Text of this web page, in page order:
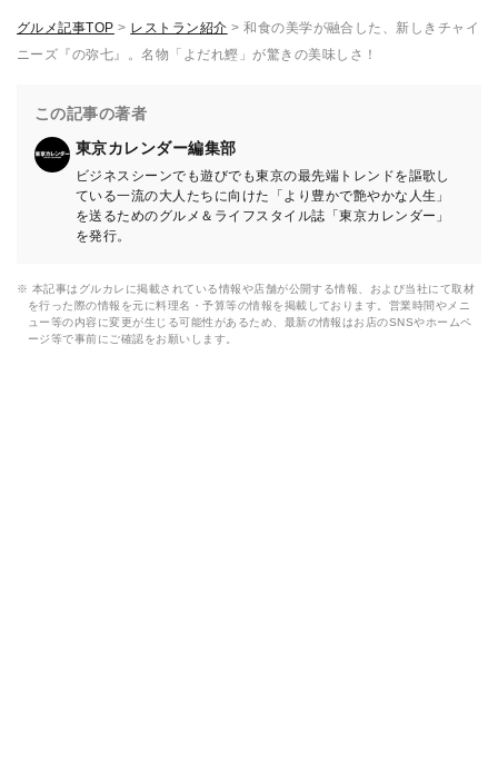
グルメ記事TOP > レストラン紹介 > 和食の美学が融合した、新しきチャイ
ニーズ『の弥七』。名物「よだれ鰹」が驚きの美味しさ！
この記事の著者
東京カレンダー編集部
ビジネスシーンでも遊びでも東京の最先端トレンドを謳歌し
ている一流の大人たちに向けた「より豊かで艶やかな人生」
を送るためのグルメ＆ライフスタイル誌「東京カレンダー」
を発行。
※ 本記事はグルカレに掲載されている情報や店舗が公開する情報、および当社にて取材
を行った際の情報を元に料理名・予算等の情報を掲載しております。営業時間やメニ
ュー等の内容に変更が生じる可能性があるため、最新の情報はお店のSNSやホームペ
ージ等で事前にご確認をお願いします。